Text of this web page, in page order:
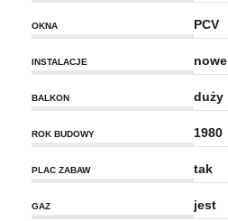
OKNA PCV
INSTALACJE nowe
BALKON duży
ROK BUDOWY 1980
PLAC ZABAW tak
GAZ jest